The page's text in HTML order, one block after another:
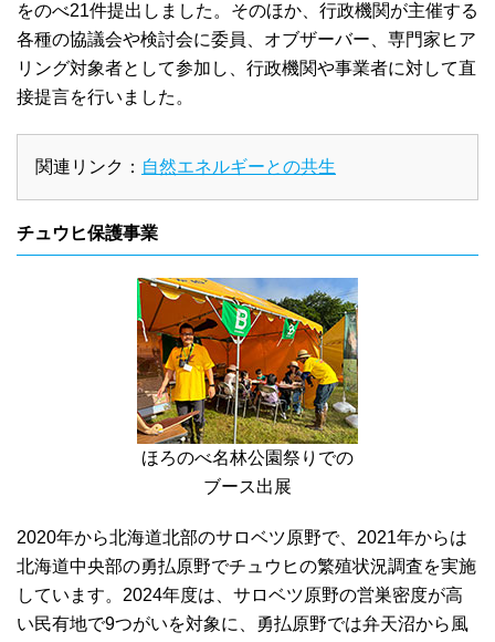
をのべ21件提出しました。そのほか、行政機関が主催する
各種の協議会や検討会に委員、オブザーバー、専門家ヒア
リング対象者として参加し、行政機関や事業者に対して直
接提言を行いました。
関連リンク： 自然エネルギーとの共生
チュウヒ保護事業
ほろのべ名林公園祭りでの
ブース出展
2020年から北海道北部のサロベツ原野で、2021年からは
北海道中央部の勇払原野でチュウヒの繁殖状況調査を実施
しています。2024年度は、サロベツ原野の営巣密度が高
い民有地で9つがいを対象に、勇払原野では弁天沼から風